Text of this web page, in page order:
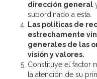
dirección general
subordinado a esta.
Las políticas de
estrechamente
generales de las
visión y valores.
Constituye el factor
la atención de su